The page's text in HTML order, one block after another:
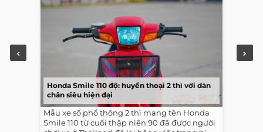
Honda Smile 110 độ: huyền thoại 2 thì với dàn
chân siêu hiện đại
Mẫu xe số phổ thông 2 thì mang tên Honda
Smile 110 từ cuối thập niên 90 đã được người